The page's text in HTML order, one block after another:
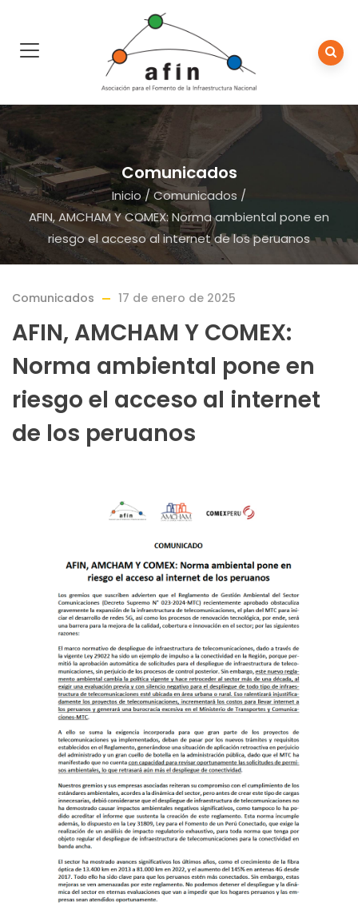
Comunicados
Inicio /Comunicados /
AFIN, AMCHAM Y COMEX: Norma ambiental pone en
riesgo el acceso al internet de los peruanos
Comunicados 17 de enero de 2025
AFIN, AMCHAM Y COMEX:
Norma ambiental pone en
riesgo el acceso al internet
de los peruanos